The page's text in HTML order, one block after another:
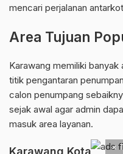
mencari perjalanan
Area Tujuan
Karawang memiliki banyak
titik pengantaran
calon penumpang
sejak awal agar admin
masuk area layanan.
×